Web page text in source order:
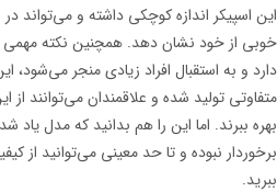
این اسپیکر اندازه کوچکی داشته و می‌تواند
خوبی از خود نشان دهد. همچنین نکته مهمی
دارد و به استقبال افراد زیادی منجر
متفاوتی تولید شده و علاقمندان می‌توانند
بهره ببرند. اما این را هم بدانید که مدل یاد
برخوردار نبوده و تا حد معینی می‌توانید
ببرید.